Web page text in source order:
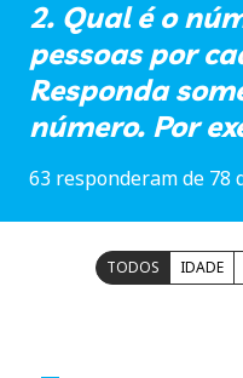
2. Qual é o
pessoas por
Responda
número. Por
63 responderam de 78
TODOS IDADE